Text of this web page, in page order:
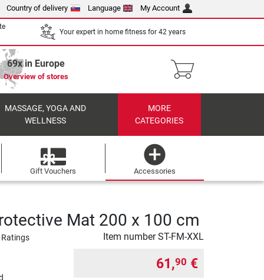
Country of delivery Language My Account
Your expert in home fitness for 42 years
69x in Europe
Overview of stores
MASSAGE, YOGA AND
WELLNESS
MORE
CATEGORIES
Gift Vouchers Accessories
Mat 200 x 100 cm
Item numberST-FM-XXL
61,90 €